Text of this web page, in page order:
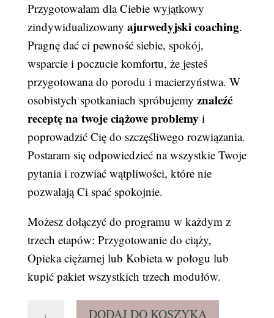
Przygotowałam dla Ciebie wyjątkowy
zindywidualizowany ajurwedyjski coaching.
Pragnę dać ci pewność siebie, spokój,
wsparcie i poczucie komfortu, że jesteś
przygotowana do porodu i macierzyństwa. W
osobistych spotkaniach spróbujemy znaleźć
receptę na twoje ciążowe problemy i
poprowadzić Cię do szczęśliwego rozwiązania.
Postaram się odpowiedzieć na wszystkie Twoje
pytania i rozwiać wątpliwości, które nie
pozwalają Ci spać spokojnie.
Możesz dołączyć do programu w każdym z
trzech etapów: Przygotowanie do ciąży,
Opieka ciężarnej lub Kobieta w połogu lub
kupić pakiet wszystkich trzech modułów.
DODAJ DO KOSZYKA